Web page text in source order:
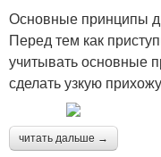
Основные принципы
Перед тем как
учитывать основные
сделать узкую
читать дальше →